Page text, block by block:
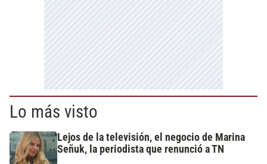
Lo más visto
Lejos de la televisión, el negocio de Marina
Señuk, la periodista que renunció a TN